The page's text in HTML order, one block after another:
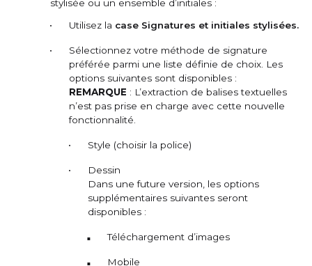
stylisée ou un ensemble d’initiales :
Utilisez la case Signatures et initiales stylisées.
Sélectionnez votre méthode de signature
préférée parmi une liste définie de choix. Les
options suivantes sont disponibles :
REMARQUE : L’extraction de balises textuelles
n’est pas prise en charge avec cette nouvelle
fonctionnalité.
Style (choisir la police)
Dessin
Dans une future version, les options
supplémentaires suivantes seront
disponibles :
Téléchargement d’images
Mobile